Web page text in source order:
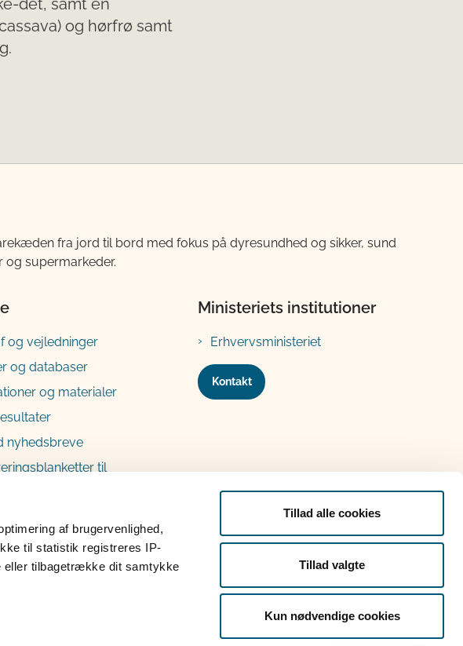
af brugervenlighed,
til statistik registreres IP-
eller tilbagetrække dit samtykke
Tillad alle cookies
Tillad valgte
Kun nødvendige cookies
det, samt en
og hørfrø samt
fra jord til bord med fokus på dyresundhed og sikker, sund
og supermarkeder.
og vejledninger
og databaser
og materialer
nyhedsbreve
til
Ministeriets institutioner
Erhvervsministeriet
Kontakt